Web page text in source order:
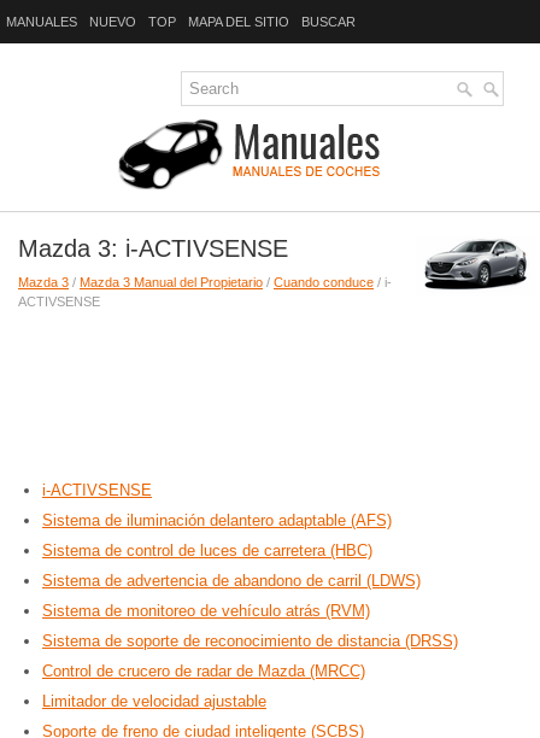
MANUALES NUEVO TOP MAPA DEL SITIO BUSCAR
Mazda 3: i-ACTIVSENSE
Mazda 3 / Mazda 3 Manual del Propietario / Cuando conduce / i-
ACTIVSENSE
i-ACTIVSENSE
Sistema de iluminación delantero adaptable (AFS)
Sistema de control de luces de carretera (HBC)
Sistema de advertencia de abandono de carril (LDWS)
Sistema de monitoreo de vehículo atrás (RVM)
Sistema de soporte de reconocimiento de distancia (DRSS)
Control de crucero de radar de Mazda (MRCC)
Limitador de velocidad ajustable
Soporte de freno de ciudad inteligente (SCBS)